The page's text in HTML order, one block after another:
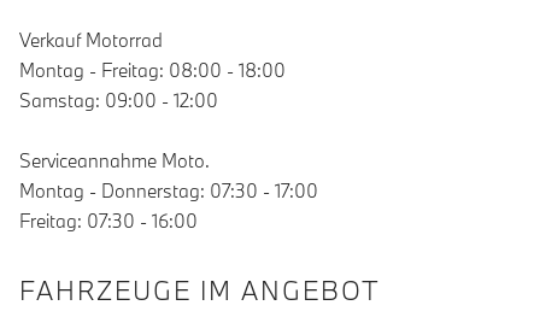
Verkauf Motorrad
Montag - Freitag: 08:00 - 18:00
Samstag: 09:00 - 12:00
Serviceannahme Moto.
Montag - Donnerstag: 07:30 - 17:00
Freitag: 07:30 - 16:00
FAHRZEUGE IM ANGEBOT